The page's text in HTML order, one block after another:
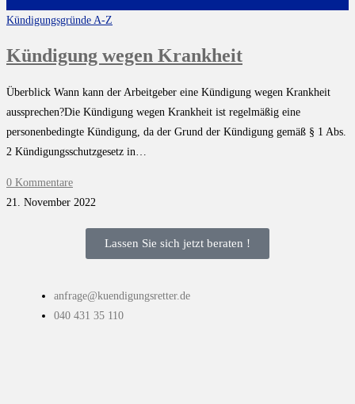
Kündigungsgründe A-Z
Kündigung wegen Krankheit
Überblick Wann kann der Arbeitgeber eine Kündigung wegen Krankheit
aussprechen?Die Kündigung wegen Krankheit ist regelmäßig eine
personenbedingte Kündigung, da der Grund der Kündigung gemäß § 1 Abs.
2 Kündigungsschutzgesetz in…
0 Kommentare
21. November 2022
Lassen Sie sich jetzt beraten !
anfrage@kuendigungsretter.de
040 431 35 110